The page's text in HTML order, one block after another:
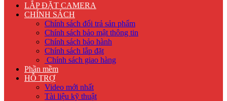
LẮP ĐẶT CAMERA
CHÍNH SÁCH
Chính sách đổi trả sản phẩm
Chính sách bảo mật thông tin
Chính sách bảo hành
Chính sách lắp đặt
Chính sách giao hàng
Phần mềm
HỖ TRỢ
Video mới nhất
Tài liệu kỹ thuật